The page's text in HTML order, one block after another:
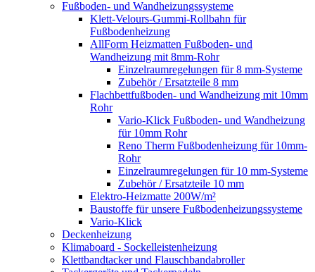
Fußboden- und Wandheizungssysteme
Klett-Velours-Gummi-Rollbahn für
Fußbodenheizung
AllForm Heizmatten Fußboden- und
Wandheizung mit 8mm-Rohr
Einzelraumregelungen für 8 mm-Systeme
Zubehör / Ersatzteile 8 mm
Flachbettfußboden- und Wandheizung mit 10mm
Rohr
Vario-Klick Fußboden- und Wandheizung
für 10mm Rohr
Reno Therm Fußbodenheizung für 10mm-
Rohr
Einzelraumregelungen für 10 mm-Systeme
Zubehör / Ersatzteile 10 mm
Elektro-Heizmatte 200W/m²
Baustoffe für unsere Fußbodenheizungssysteme
Vario-Klick
Deckenheizung
Klimaboard - Sockelleistenheizung
Klettbandtacker und Flauschbandabroller